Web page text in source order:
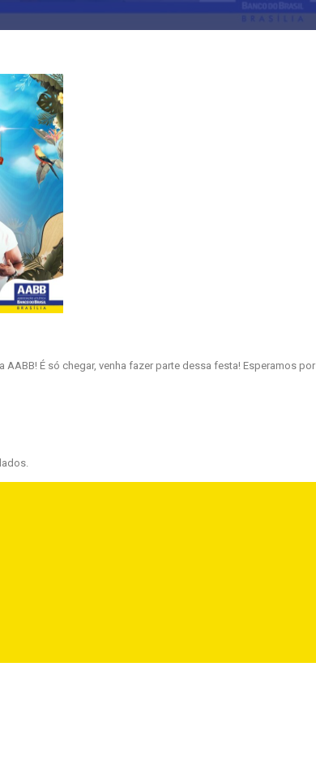
É só chegar, venha fazer parte dessa festa! Esperamos por